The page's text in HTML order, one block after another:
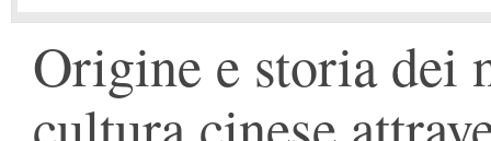
Origine e storia dei